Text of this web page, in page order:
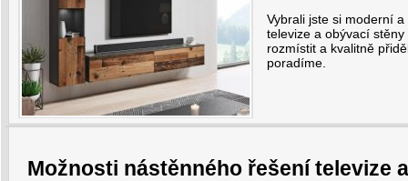
Vybrali jste si moderní
televize a obývací
rozmístit a kvalitně
poradíme.
Možnosti nástěnného řešení televize